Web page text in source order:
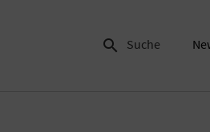
 Suche